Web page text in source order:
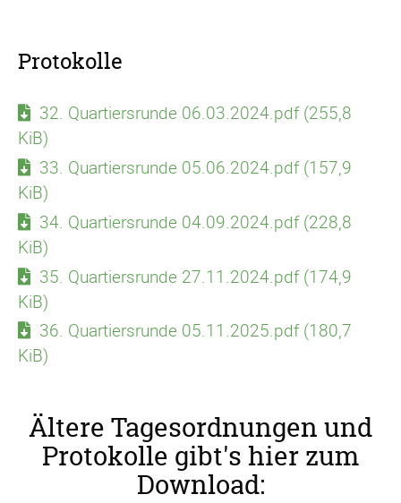
Protokolle
32. Quartiersrunde 06.03.2024.pdf(255,8
KiB)
33. Quartiersrunde 05.06.2024.pdf(157,9
KiB)
34. Quartiersrunde 04.09.2024.pdf(228,8
KiB)
35. Quartiersrunde 27.11.2024.pdf(174,9
KiB)
36. Quartiersrunde 05.11.2025.pdf(180,7
KiB)
Ältere Tagesordnungen und
Protokolle gibt's hier zum
Download: